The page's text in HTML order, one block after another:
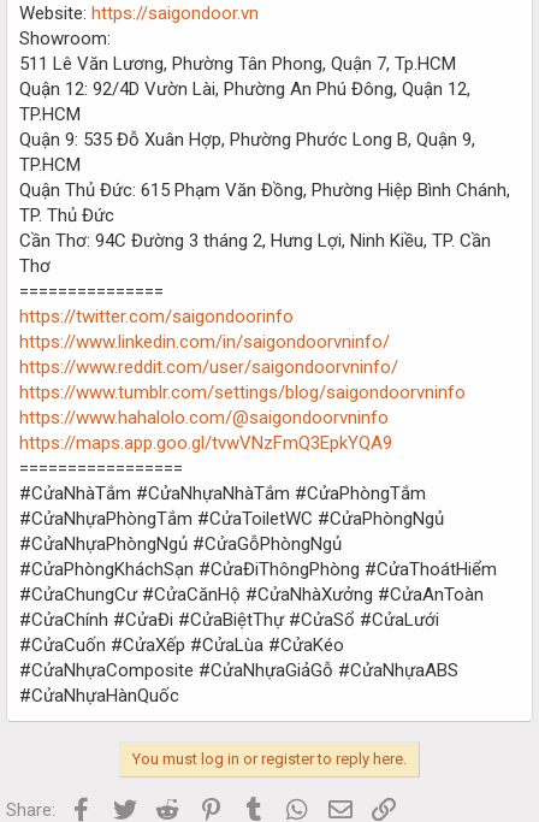
Website: https://saigondoor.vn
Showroom:
511 Lê Văn Lương, Phường Tân Phong, Quận 7, Tp.HCM
Quận 12: 92/4D Vườn Lài, Phường An Phú Đông, Quận 12,
TP.HCM
Quận 9: 535 Đỗ Xuân Hợp, Phường Phước Long B, Quận 9,
TP.HCM
Quận Thủ Đức: 615 Phạm Văn Đồng, Phường Hiệp Bình Chánh,
TP. Thủ Đức
Cần Thơ: 94C Đường 3 tháng 2, Hưng Lợi, Ninh Kiều, TP. Cần
Thơ
===============
https://twitter.com/saigondoorinfo
https://www.linkedin.com/in/saigondoorvninfo/
https://www.reddit.com/user/saigondoorvninfo/
https://www.tumblr.com/settings/blog/saigondoorvninfo
https://www.hahalolo.com/@saigondoorvninfo
https://maps.app.goo.gl/tvwVNzFmQ3EpkYQA9
=================
#CửaNhàTắm #CửaNhựaNhàTắm #CửaPhòngTắm
#CửaNhựaPhòngTắm #CửaToiletWC #CửaPhòngNgủ
#CửaNhựaPhòngNgủ #CửaGỗPhòngNgủ
#CửaPhòngKháchSạn #CửaĐiThôngPhòng #CửaThoátHiểm
#CửaChungCư #CửaCănHộ #CửaNhàXưởng #CửaAnToàn
#CửaChính #CửaĐi #CửaBiệtThự #CửaSổ #CửaLưới
#CửaCuốn #CửaXếp #CửaLùa #CửaKéo
#CửaNhựaComposite #CửaNhựaGiảGỗ #CửaNhựaABS
#CửaNhựaHànQuốc
You must log in or register to reply here.
Share: Facebook
Twitter Reddit PinterestTumblr WhatsApp
Email